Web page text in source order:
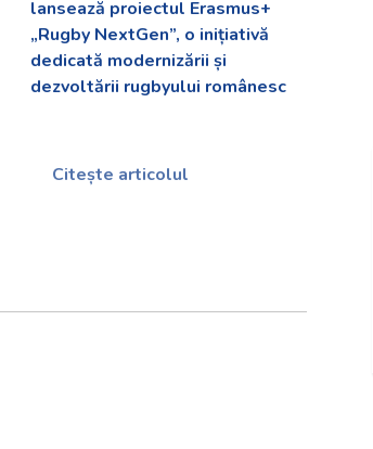
lansează proiectul Erasmus+
„Rugby NextGen”, o inițiativă
dedicată modernizării și
dezvoltării rugbyului românesc
Citește articolul